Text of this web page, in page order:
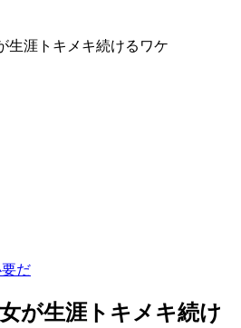
生涯トキメキ続けるワケ
だ
が生涯トキメキ続け